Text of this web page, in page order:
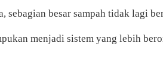
besar sampah tidak lagi
menjadi sistem yang lebih